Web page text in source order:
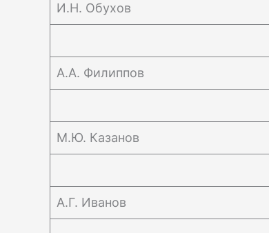
И.Н. Обухов
А.А. Филиппов
М.Ю. Казанов
А.Г. Иванов